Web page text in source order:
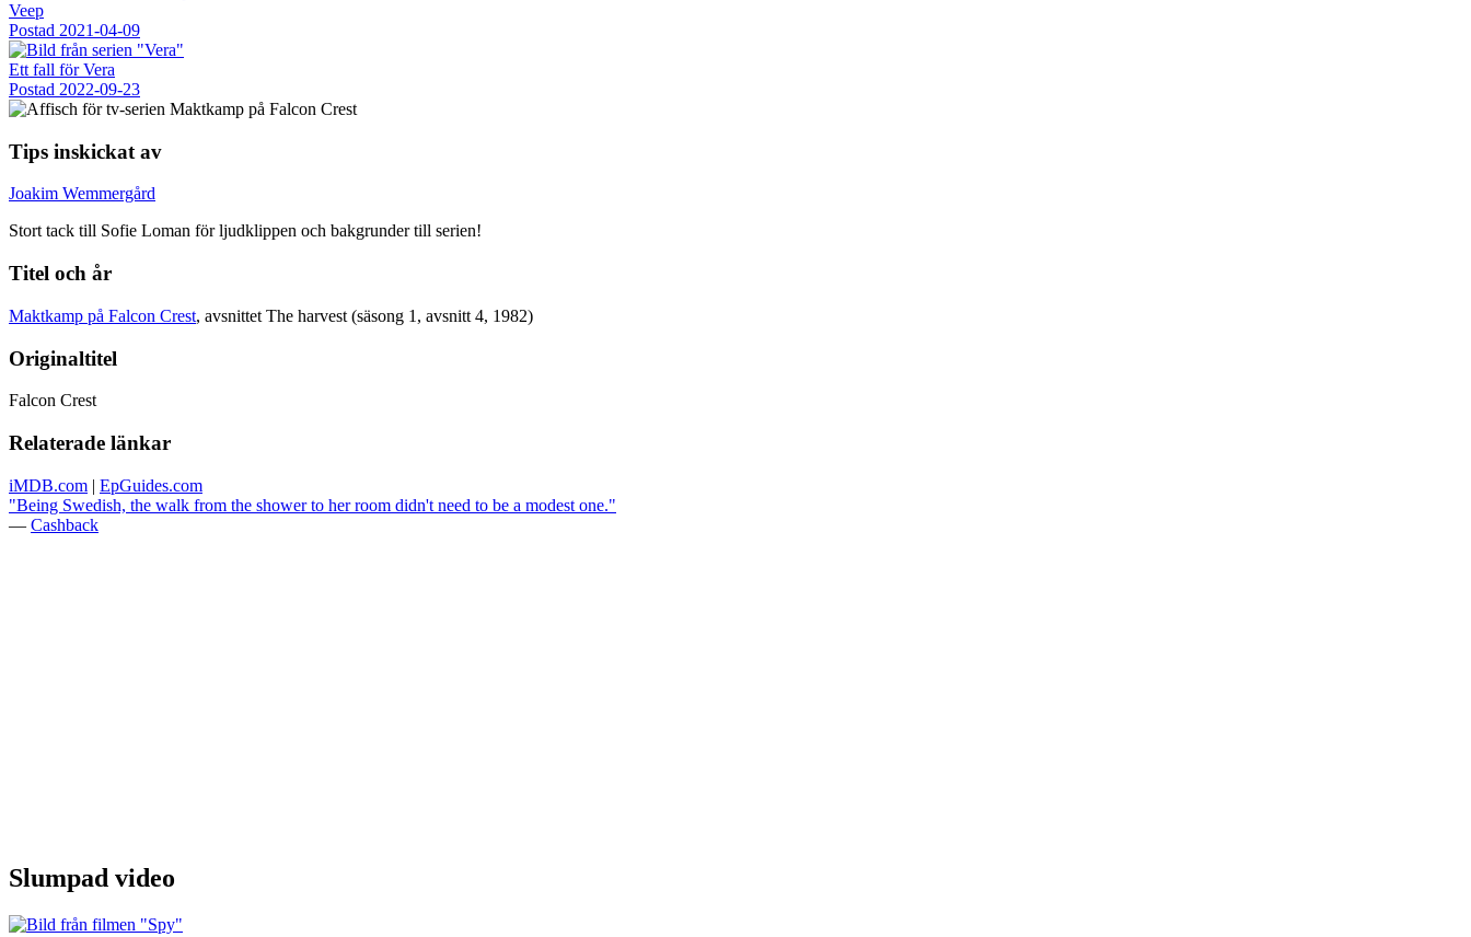
Veep
Postad 2021-04-09
Ett fall för Vera
Postad 2022-09-23
Tips inskickat av
Joakim Wemmergård
Stort tack till Sofie Loman för ljudklippen och bakgrunder till serien!
Titel och år
Maktkamp på Falcon Crest, avsnittet The harvest (säsong 1, avsnitt 4, 1982)
Originaltitel
Falcon Crest
Relaterade länkar
iMDB.com | EpGuides.com
"Being Swedish, the walk from the shower to her room didn't need to be a modest one."
— Cashback
Slumpad video